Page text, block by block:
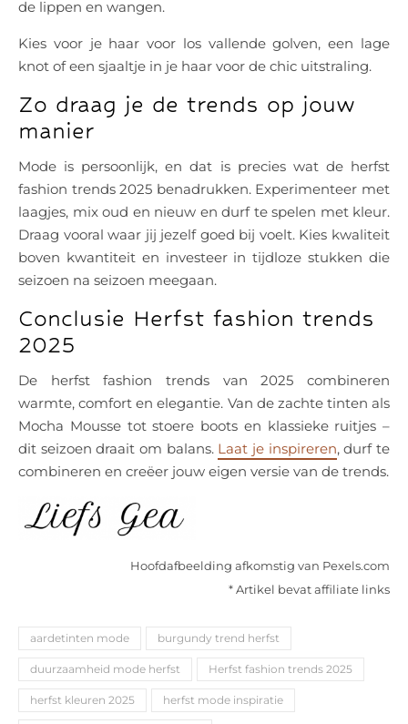
de lippen en wangen.
Kies voor je haar voor los vallende golven, een lage
knot of een sjaaltje in je haar voor de chic uitstraling.
Zo draag je de trends op jouw
manier
Mode is persoonlijk, en dat is precies wat de herfst
fashion trends 2025 benadrukken. Experimenteer met
laagjes, mix oud en nieuw en durf te spelen met kleur.
Draag vooral waar jij jezelf goed bij voelt. Kies kwaliteit
boven kwantiteit en investeer in tijdloze stukken die
seizoen na seizoen meegaan.
Conclusie Herfst fashion trends
2025
De herfst fashion trends van 2025 combineren
warmte, comfort en elegantie. Van de zachte tinten als
Mocha Mousse tot stoere boots en klassieke ruitjes –
dit seizoen draait om balans. Laat je inspireren, durf te
combineren en creëer jouw eigen versie van de trends.
Hoofdafbeelding afkomstig van Pexels.com
* Artikel bevat affiliate links
aardetinten mode burgundy trend herfst
duurzaamheid mode herfst Herfst fashion trends 2025
herfst kleuren 2025 herfst mode inspiratie